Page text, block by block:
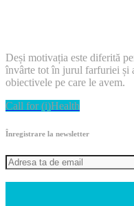
Deși motivația este diferită
învârte tot în jurul farfuriei și
obiectivele pe care le avem.
Call for (i)Health
Înregistrare la newsletter